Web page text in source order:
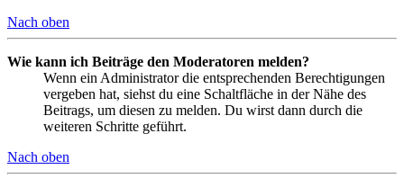
Nach oben
Wie kann ich Beiträge den Moderatoren melden?
Wenn ein Administrator die entsprechenden Berechtigungen
vergeben hat, siehst du eine Schaltfläche in der Nähe des
Beitrags, um diesen zu melden. Du wirst dann durch die
weiteren Schritte geführt.
Nach oben